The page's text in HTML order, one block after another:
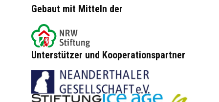
Gebaut mit Mitteln der
Unterstützer und Kooperationspartner